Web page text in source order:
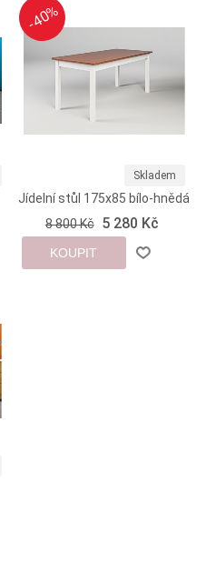
-40%
-40%
Skladem
Jídelní stůl 175x85 bílo-hnědá
8 800 Kč 5 280 Kč
KOUPIT